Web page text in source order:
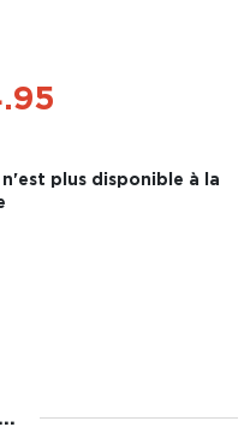
plus disponible à la